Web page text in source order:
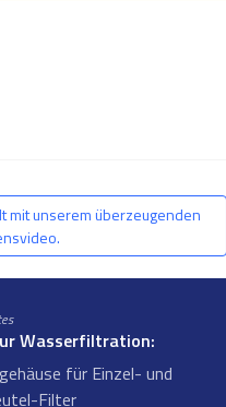
mit unserem überzeugenden
Wasserfiltration:
für Einzel- und
Filter